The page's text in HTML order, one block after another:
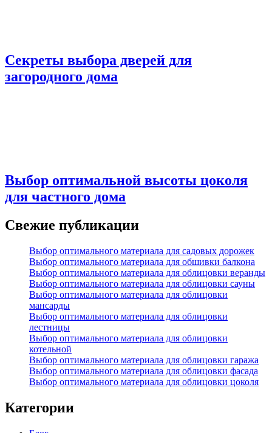
Секреты выбора дверей для
загородного дома
Выбор оптимальной высоты цоколя
для частного дома
Свежие публикации
Выбор оптимального материала для садовых дорожек
Выбор оптимального материала для обшивки балкона
Выбор оптимального материала для облицовки веранды
Выбор оптимального материала для облицовки сауны
Выбор оптимального материала для облицовки
мансарды
Выбор оптимального материала для облицовки
лестницы
Выбор оптимального материала для облицовки
котельной
Выбор оптимального материала для облицовки гаража
Выбор оптимального материала для облицовки фасада
Выбор оптимального материала для облицовки цоколя
Категории